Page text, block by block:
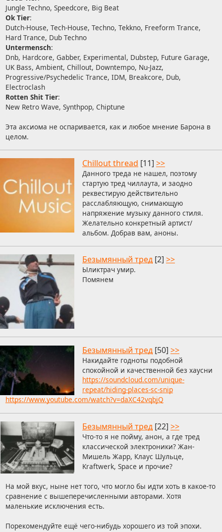
Jungle Techno, Speedcore, Big Beat
Ok Tier:
Dutch-House, Tech-House, Techno, Tekkno, Freeform Trance,
Hard Trance, Dub Techno
Untermensch:
Dnb, Hardcore, Gabber, Experimental, Dubstep, Future Garage,
UK Bass, Ambient, Chillout, Downtempo, Nu-Jazz,
Progressive/Psychedelic Trance, IDM, Breakcore, Dub,
Electroclash
Rotten Shit Tier:
New Retro Wave, Synthpop, Chiptune
Эта аксиома не оспаривается, как и любое мнение Барона в
целом.
Chillout thread [11] >>
Данного треда не нашел, поэтому
стартую тред чиллаута, и заодно
реквестирую действительно
расслабляющую, снимающую
напряжение музыку данного стиля.
Желательно конкретный артист/
альбом. Добрав вам, аноны.
Безымянный тред [2] >>
Ыликтрач умир.
Помянем
Безымянный тред [50] >>
Накидайте годноты подобной
спокойной и качественной без хаусни
https://soundcloud.com/unique-
repeat/hiding-places-sc-snip
https://www.youtube.com/watch?v=daXC42vqbjQ
Безымянный тред [22] >>
Что-то я не пойму, анон, а где тред
классической электроники? Жан-
Мишель Жарр, Клаус Шульце,
Kraftwerk, Space и прочие?
На мой вкус, ныне нет того, что могло бы идти хоть в какое-то
сравнение с вышеперечисленными авторами. Хотя
маленькие исключения есть.
Порекомендуйте ещё чего-нибудь хорошего из той эпохи.